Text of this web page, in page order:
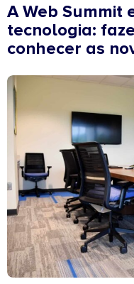
A Web Summit
tecnologia:
conhecer as